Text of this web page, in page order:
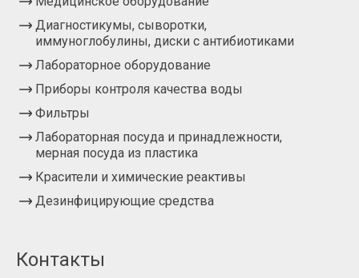
Диагностикумы, сыворотки,
иммуноглобулины, диски с антибиотиками
Лабораторное оборудование
Приборы контроля качества воды
Фильтры
Лабораторная посуда и принадлежности,
мерная посуда из пластика
Красители и химические реактивы
Дезинфицирующие средства
Контакты